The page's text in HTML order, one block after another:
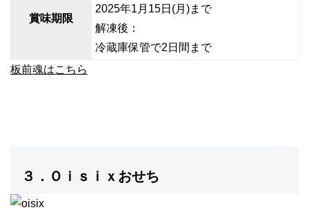
賞味期限
2025年1月15日(月)まで
解凍後：
冷蔵庫保管で2日間まで
板前魂はこちら
３．Ｏｉｓｉｘおせち